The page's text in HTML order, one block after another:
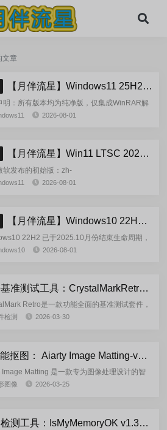
文章
【月伴流星】Windows11 25H2 完整+适量精简多合一安装版2026.08
明：所有版本均为纯净版，仅集成WinRAR解
VBCRedist_x86_x64和系统必须的软件和运
2026-08-01
【月伴流星】Win11 LTSC 2024 完整+适量精简多合一安装版2026.08
软发布的初始版：zh-
2026-08-01
【月伴流星】Windows10 22H2 完整+适量精简多合一安装版2026.08
22H2 已于2025.10月份结束生命周期，
经停止技术支持，考虑到22H2尚有大量用
2026-08-01
硬件基准测试工具：CrystalMarkRetro-2.1.0 绿色版
Retro是一款功能全面的基准测试套件，
评估CPU、存储、2D图形以及3D图形
检测 2026-03-30
AI智能抠图： Aiarty Image Matting-v2.7 多语绿色便携版
Image Matting 是一款专为图像处理设计的智
工具，借助先进的人工智能算法，能够精准地
图像 2026-03-25
内存检测工具：IsMyMemoryOK v1.33 绿色单文件版